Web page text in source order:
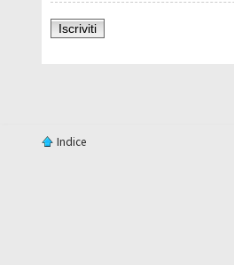
Iscriviti
Indice